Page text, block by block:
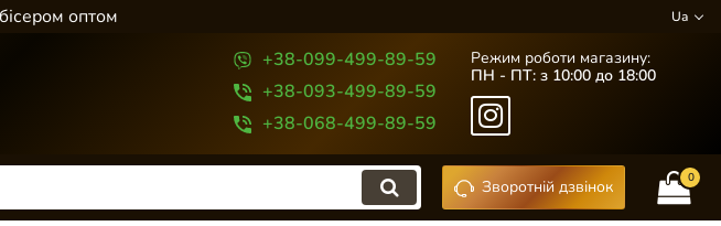
оптом Ua
+38-099-499-89-59
+38-093-499-89-59
+38-068-499-89-59
Режим роботи магазину:
ПН - ПТ: з 10:00 до 18:00
Зворотній дзвінок 0